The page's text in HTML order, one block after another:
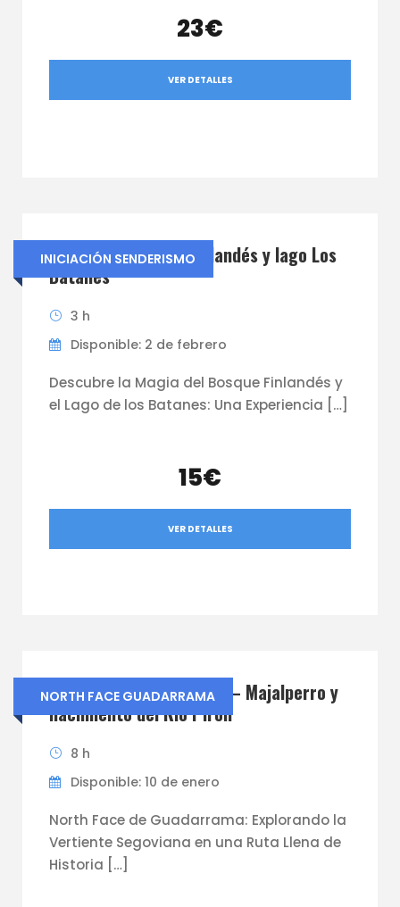
23€
VER DETALLES
INICIACIÓN SENDERISMO
INICIACIÓN Bosque Finlandés y lago Los
Batanes
3 h
Disponible: 2 de febrero
Descubre la Magia del Bosque Finlandés y
el Lago de los Batanes: Una Experiencia […]
15€
VER DETALLES
NORTH FACE GUADARRAMA
North Face Guadarrama – Majalperro y
nacimiento del Río Pirón
8 h
Disponible: 10 de enero
North Face de Guadarrama: Explorando la
Vertiente Segoviana en una Ruta Llena de
Historia […]